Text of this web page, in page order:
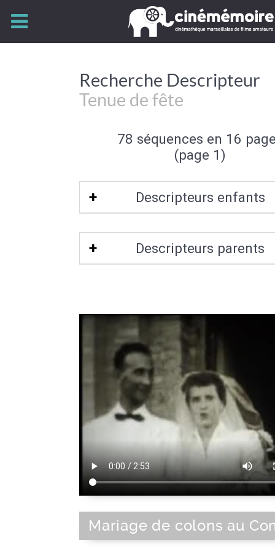
Recherche Descripteur
Tenue de fête
78 séquences en 16
(page 1)
Descripteurs enfants
Tenue traditionnelle|Déguisement|
Tenue de soirée|
Descripteurs parents
Mariage de colons au